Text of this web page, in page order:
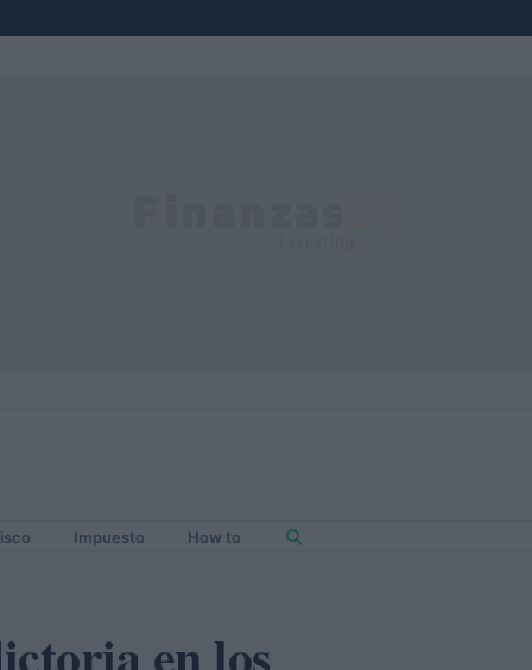
Impuesto How to
en los